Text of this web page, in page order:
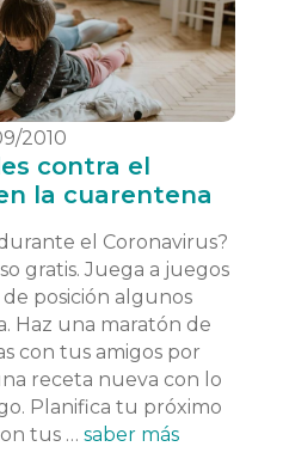
2010
contra el
la cuarentena
el Coronavirus?
gratis. Juega a juegos
de posición algunos
Haz una maratón de
con tus amigos por
receta nueva con lo
Planifica tu próximo
tus … saber más